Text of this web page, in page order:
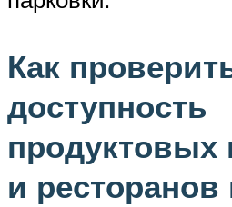
Как
доступность
продуктовых
и ресторанов